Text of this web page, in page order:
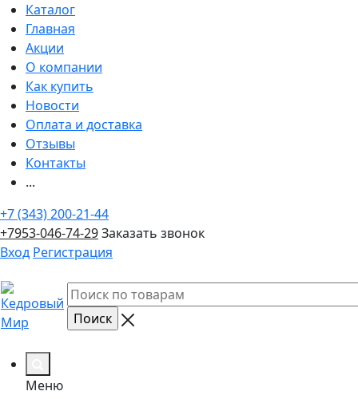
Каталог
Главная
Акции
О компании
Как купить
Новости
Оплата и доставка
Отзывы
Контакты
...
+7 (343) 200-21-44
+7953-046-74-29Заказать звонок
Вход Регистрация
Меню